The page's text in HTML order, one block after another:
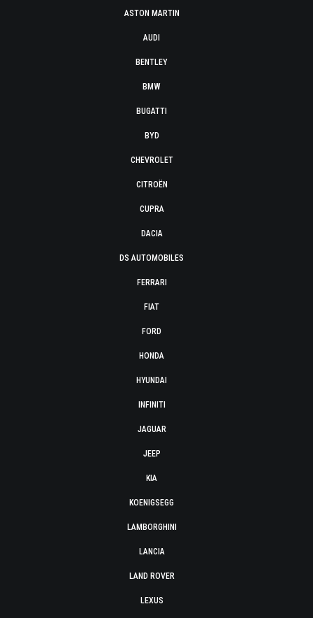
ASTON MARTIN
AUDI
BENTLEY
BMW
BUGATTI
BYD
CHEVROLET
CITROËN
CUPRA
DACIA
DS AUTOMOBILES
FERRARI
FIAT
FORD
HONDA
HYUNDAI
INFINITI
JAGUAR
JEEP
KIA
KOENIGSEGG
LAMBORGHINI
LANCIA
LAND ROVER
LEXUS